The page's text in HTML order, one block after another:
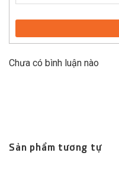
Chưa có bình luận nào
Sản phẩm tương tự